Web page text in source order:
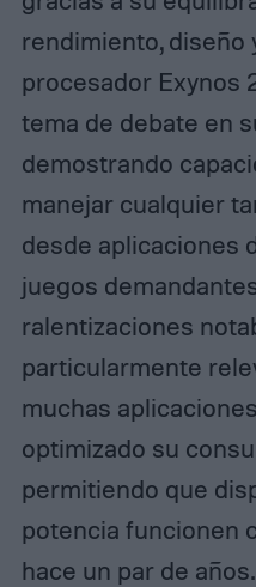
rendimiento, diseño
procesador Exynos
tema de debate en
demostrando
manejar cualquier
desde aplicaciones
juegos
ralentizaciones
particularmente
muchas
optimizado su
permitiendo que
potencia funcionen
hace un par de años.